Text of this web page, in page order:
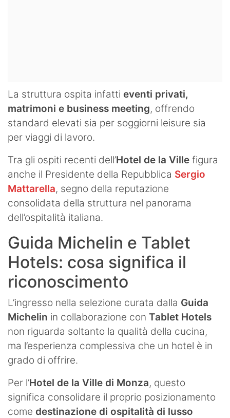
La struttura ospita infatti eventi privati,
matrimoni e business meeting, offrendo
standard elevati sia per soggiorni leisure sia
per viaggi di lavoro.
Tra gli ospiti recenti dell’Hotel de la Ville figura
anche il Presidente della Repubblica Sergio
Mattarella, segno della reputazione
consolidata della struttura nel panorama
dell’ospitalità italiana.
Guida Michelin e Tablet
Hotels: cosa significa il
riconoscimento
L’ingresso nella selezione curata dalla Guida
Michelin in collaborazione con Tablet Hotels
non riguarda soltanto la qualità della cucina,
ma l’esperienza complessiva che un hotel è in
grado di offrire.
Per l’Hotel de la Ville di Monza, questo
significa consolidare il proprio posizionamento
come destinazione di ospitalità di lusso